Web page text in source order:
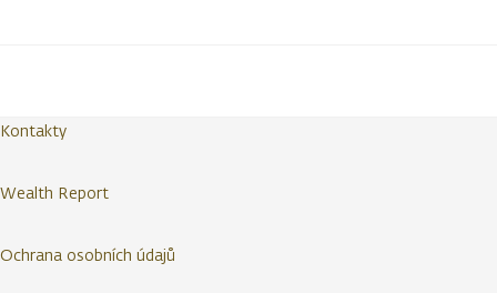
Kontakty
Wealth Report
Ochrana osobních údajů